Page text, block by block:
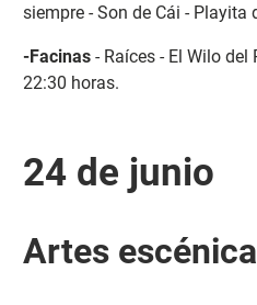
siempre - Son de Cái - Playita
-Facinas- Raíces - El Wilo del
22:30 horas.
24 de junio
Artes